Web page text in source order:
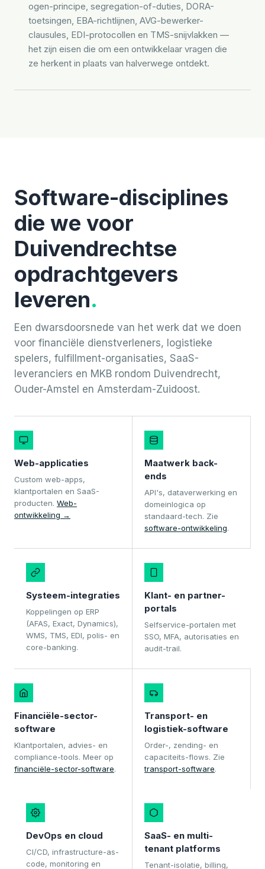
ogen-principe, segregation-of-duties, DORA-
toetsingen, EBA-richtlijnen, AVG-bewerker-
clausules, EDI-protocollen en TMS-snijvlakken —
het zijn eisen die om een ontwikkelaar vragen die
ze herkent in plaats van halverwege ontdekt.
Software-disciplines
die we voor
Duivendrechtse
opdrachtgevers
leveren.
Een dwarsdoorsnede van het werk dat we doen
voor financiële dienstverleners, logistieke
spelers, fulfillment-organisaties, SaaS-
leveranciers en MKB rondom Duivendrecht,
Ouder-Amstel en Amsterdam-Zuidoost.
Web-applicaties
Custom web-apps,
klantportalen en SaaS-
producten. Web-
ontwikkeling →
Maatwerk back-
ends
API's, dataverwerking en
domeinlogica op
standaard-tech. Zie
software-ontwikkeling.
Systeem-integraties
Koppelingen op ERP
(AFAS, Exact, Dynamics),
WMS, TMS, EDI, polis- en
core-banking.
Klant- en partner-
portals
Selfservice-portalen met
SSO, MFA, autorisaties en
audit-trail.
Financiële-sector-
software
Klantportalen, advies- en
compliance-tools. Meer op
financiële-sector-software.
Transport- en
logistiek-software
Order-, zending- en
capaciteits-flows. Zie
transport-software.
DevOps en cloud
CI/CD, infrastructure-as-
code, monitoring en
SaaS- en multi-
tenant platforms
Tenant-isolatie, billing,